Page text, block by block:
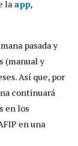
la app,
pasada y
(manual y
Así que, por
continuará
en los
en una